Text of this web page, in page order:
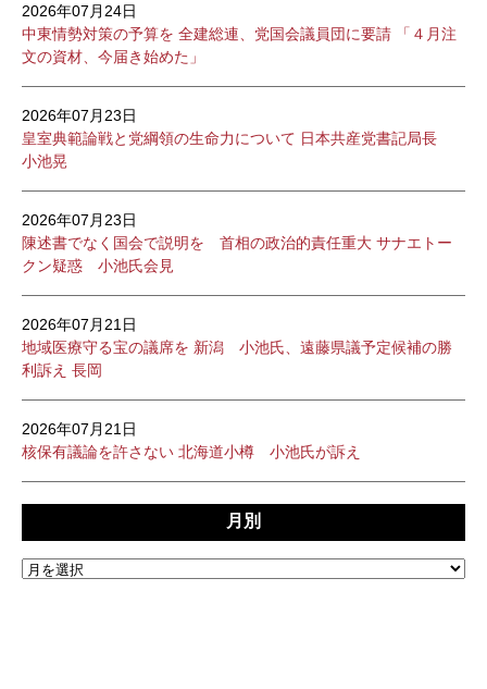
2026年07月24日
中東情勢対策の予算を 全建総連、党国会議員団に要請 「４月注
文の資材、今届き始めた」
2026年07月23日
皇室典範論戦と党綱領の生命力について 日本共産党書記局長
小池晃
2026年07月23日
陳述書でなく国会で説明を 首相の政治的責任重大 サナエトー
クン疑惑 小池氏会見
2026年07月21日
地域医療守る宝の議席を 新潟 小池氏、遠藤県議予定候補の勝
利訴え 長岡
2026年07月21日
核保有議論を許さない 北海道小樽 小池氏が訴え
月別